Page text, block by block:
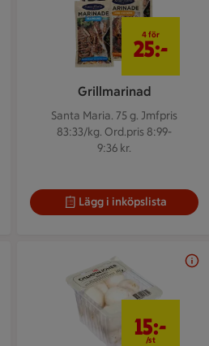
Grillmarinad
Santa Maria. 75 g. Jmfpris
83:33/kg. Ord.pris 8:99-
9:36 kr.
4 för
25:-
Lägg i inköpslista
15:-
/st